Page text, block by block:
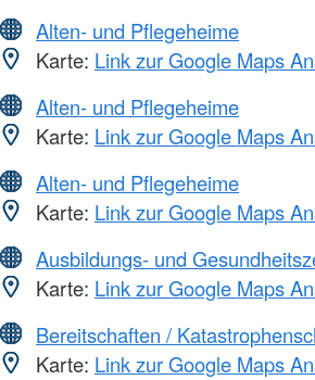
Alten- und Pflegeheime
Karte: Link zur Google Maps
Alten- und Pflegeheime
Karte: Link zur Google Maps
Alten- und Pflegeheime
Karte: Link zur Google Maps
Ausbildungs- und
Karte: Link zur Google Maps
Bereitschaften /
Karte: Link zur Google Maps